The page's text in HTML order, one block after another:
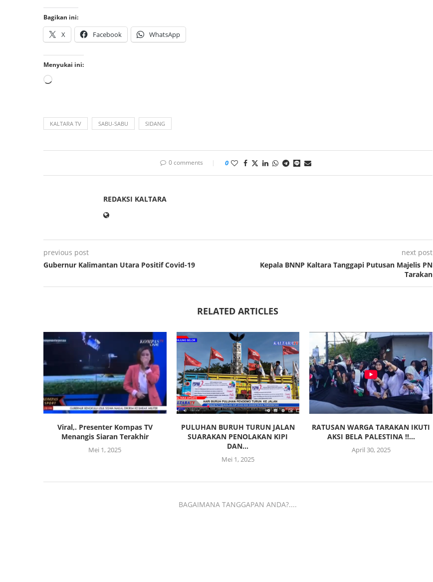
Bagikan ini:
X Facebook WhatsApp
Menyukai ini:
KALTARA TV SABU-SABU SIDANG
0 comments 0
REDAKSI KALTARA
previous post
Gubernur Kalimantan Utara Positif Covid-19
next post
Kepala BNNP Kaltara Tanggapi Putusan Majelis PN
Tarakan
RELATED ARTICLES
Viral,. Presenter Kompas TV
Menangis Siaran Terakhir
Mei 1, 2025
PULUHAN BURUH TURUN JALAN
SUARAKAN PENOLAKAN KIPI
DAN...
Mei 1, 2025
RATUSAN WARGA TARAKAN IKUTI
AKSI BELA PALESTINA !!...
April 30, 2025
BAGAIMANA TANGGAPAN ANDA?....